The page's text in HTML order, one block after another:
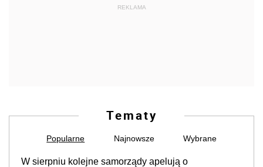
REKLAMA
Tematy
Popularne Najnowsze Wybrane
W sierpniu kolejne samorządy apelują o